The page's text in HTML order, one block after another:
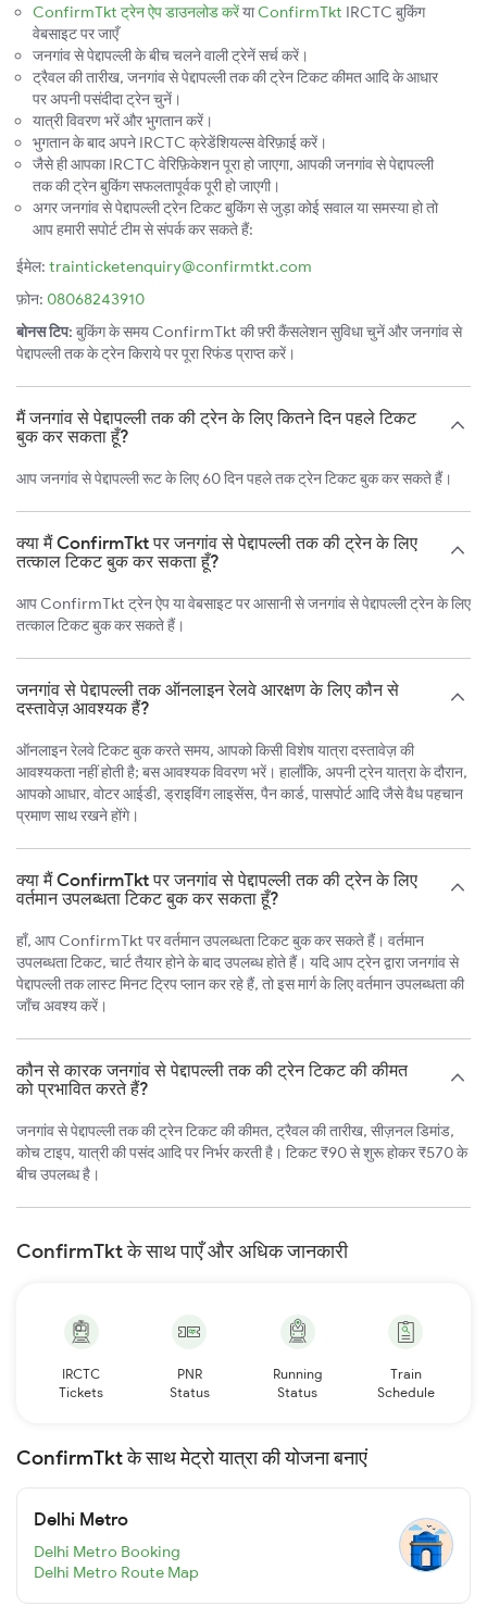
ConfirmTkt ट्रेन ऐप डाउनलोड करेंयाConfirmTkt IRCTC बुकिंग
वेबसाइट पर जाएँ
जनगांव से पेद्दापल्ली के बीच चलने वाली ट्रेनें सर्च करें।
ट्रैवल की तारीख, जनगांव से पेद्दापल्ली तक की ट्रेन टिकट कीमत आदि के आधार
पर अपनी पसंदीदा ट्रेन चुनें।
यात्री विवरण भरें और भुगतान करें।
भुगतान के बाद अपने IRCTC क्रेडेंशियल्स वेरिफ़ाई करें।
जैसे ही आपका IRCTC वेरिफ़िकेशन पूरा हो जाएगा, आपकी जनगांव से पेद्दापल्ली
तक की ट्रेन बुकिंग सफलतापूर्वक पूरी हो जाएगी।
अगर जनगांव से पेद्दापल्ली ट्रेन टिकट बुकिंग से जुड़ा कोई सवाल या समस्या हो तो
आप हमारी सपोर्ट टीम से संपर्क कर सकते हैं:
ईमेल: trainticketenquiry@confirmtkt.com
फ़ोन: 08068243910
बोनस टिप: बुकिंग के समय ConfirmTkt की फ़्री कैंसलेशन सुविधा चुनें और जनगांव से
पेद्दापल्ली तक के ट्रेन किराये पर पूरा रिफंड प्राप्त करें।
मैं जनगांव से पेद्दापल्ली तक की ट्रेन के लिए कितने दिन पहले टिकट
बुक कर सकता हूँ?
आप जनगांव से पेद्दापल्ली रूट के लिए 60 दिन पहले तक ट्रेन टिकट बुक कर सकते हैं।
क्या मैं ConfirmTkt पर जनगांव से पेद्दापल्ली तक की ट्रेन के लिए
तत्काल टिकट बुक कर सकता हूँ?
आप ConfirmTkt ट्रेन ऐप या वेबसाइट पर आसानी से जनगांव से पेद्दापल्ली ट्रेन के लिए
तत्काल टिकट बुक कर सकते हैं।
जनगांव से पेद्दापल्ली तक ऑनलाइन रेलवे आरक्षण के लिए कौन से
दस्तावेज़ आवश्यक हैं?
ऑनलाइन रेलवे टिकट बुक करते समय, आपको किसी विशेष यात्रा दस्तावेज़ की
आवश्यकता नहीं होती है; बस आवश्यक विवरण भरें। हालाँकि, अपनी ट्रेन यात्रा के दौरान,
आपको आधार, वोटर आईडी, ड्राइविंग लाइसेंस, पैन कार्ड, पासपोर्ट आदि जैसे वैध पहचान
प्रमाण साथ रखने होंगे।
क्या मैं ConfirmTkt पर जनगांव से पेद्दापल्ली तक की ट्रेन के लिए
वर्तमान उपलब्धता टिकट बुक कर सकता हूँ?
हाँ, आप ConfirmTkt पर वर्तमान उपलब्धता टिकट बुक कर सकते हैं। वर्तमान
उपलब्धता टिकट, चार्ट तैयार होने के बाद उपलब्ध होते हैं। यदि आप ट्रेन द्वारा जनगांव से
पेद्दापल्ली तक लास्ट मिनट ट्रिप प्लान कर रहे हैं, तो इस मार्ग के लिए वर्तमान उपलब्धता की
जाँच अवश्य करें।
कौन से कारक जनगांव से पेद्दापल्ली तक की ट्रेन टिकट की कीमत
को प्रभावित करते हैं?
जनगांव से पेद्दापल्ली तक की ट्रेन टिकट की कीमत, ट्रैवल की तारीख, सीज़नल डिमांड,
कोच टाइप, यात्री की पसंद आदि पर निर्भर करती है। टिकट ₹90 से शुरू होकर ₹570 के
बीच उपलब्ध है।
ConfirmTkt के साथ पाएँ और अधिक जानकारी
IRCTC
Tickets
PNR
Status
Running
Status
Train
Schedule
ConfirmTkt के साथ मेट्रो यात्रा की योजना बनाएं
Delhi Metro
Delhi Metro Booking
Delhi Metro Route Map